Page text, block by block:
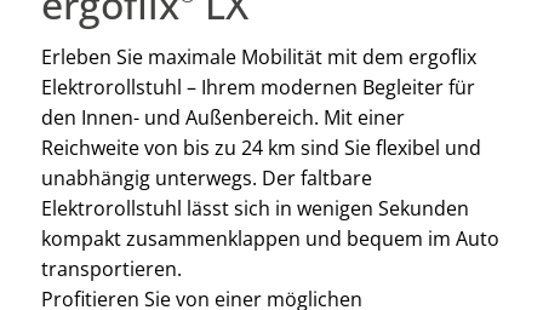
Erleben Sie maximale Mobilität mit dem ergoflix
Elektrorollstuhl – Ihrem modernen Begleiter für
den Innen- und Außenbereich. Mit einer
Reichweite von bis zu 24 km sind Sie flexibel und
unabhängig unterwegs. Der faltbare
Elektrorollstuhl lässt sich in wenigen Sekunden
kompakt zusammenklappen und bequem im Auto
transportieren.
Profitieren Sie von einer möglichen